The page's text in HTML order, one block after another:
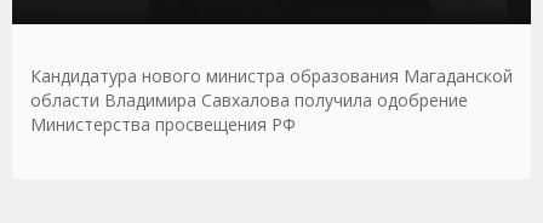
Кандидатура нового министра образования Магаданской
области Владимира Савхалова получила одобрение
Министерства просвещения РФ